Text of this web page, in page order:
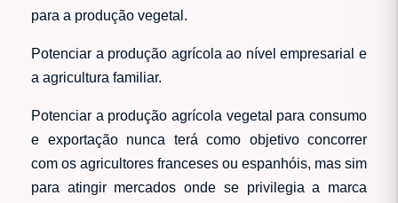
para a produção vegetal.
Potenciar a produção agrícola ao nível empresarial e
a agricultura familiar.
Potenciar a produção agrícola vegetal para consumo
e exportação nunca terá como objetivo concorrer
com os agricultores franceses ou espanhóis, mas sim
para atingir mercados onde se privilegia a marca